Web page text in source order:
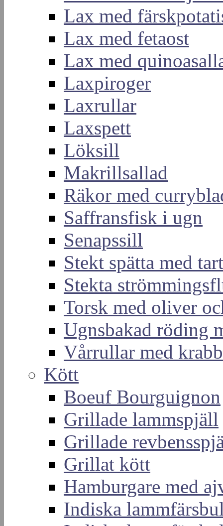
Lax med
Lax med fetaost
Lax med
Laxpiroger
Laxrullar
Laxspett
Löksill
Makrillsallad
Räkor med
Saffransfisk i ugn
Senapssill
Stekt spätta med
Stekta
Torsk med oliver
Ugnsbakad röding
Vårrullar med
Kött
Boeuf Bourguignon
Grillade lammspjäll
Grillade
Grillat kött
Hamburgare med
Indiska